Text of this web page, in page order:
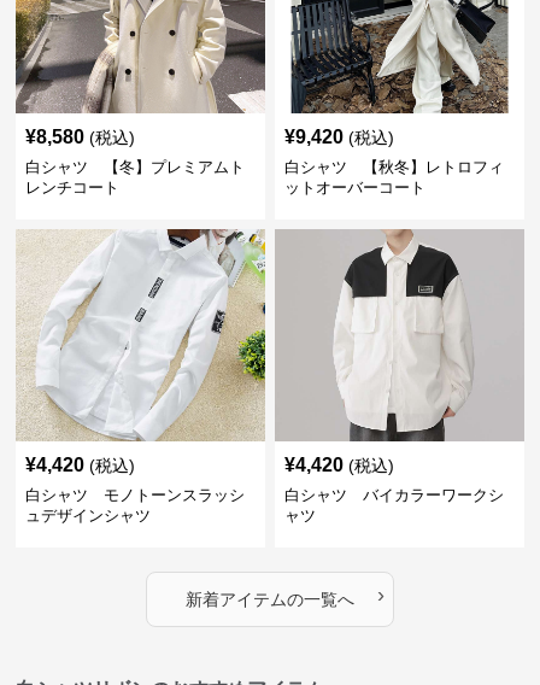
¥8,580 (税込)
白シャツ 【冬】プレミアムト
レンチコート
¥9,420 (税込)
白シャツ 【秋冬】レトロフィ
ットオーバーコート
¥4,420 (税込)
白シャツ モノトーンスラッシ
ュデザインシャツ
¥4,420 (税込)
白シャツ バイカラーワークシ
ャツ
新着アイテムの一覧へ ›